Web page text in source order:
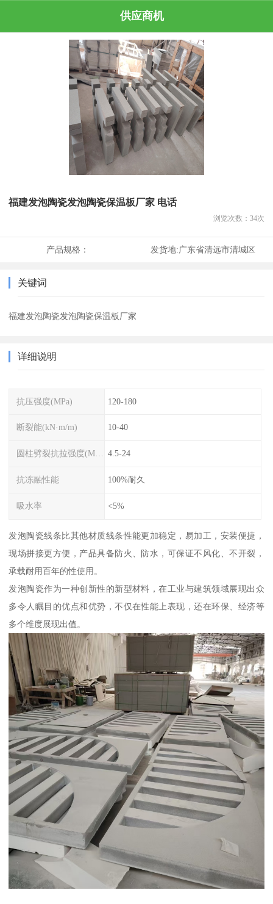
供应商机
福建发泡陶瓷发泡陶瓷保温板厂家 电话
浏览次数： 34次
产品规格： 发货地:广东省清远市清城区
关键词
福建发泡陶瓷发泡陶瓷保温板厂家
详细说明
抗压强度(MPa) 120-180
断裂能(kN·m/m) 10-40
圆柱劈裂抗拉强度(MPa) 4.5-24
抗冻融性能 100%耐久
吸水率 <5%
发泡陶瓷线条比其他材质线条性能更加稳定，易加工，安装便捷，
现场拼接更方便，产品具备防火、防水，可保证不风化、不开裂，
承载耐用百年的性使用。
发泡陶瓷作为一种创新性的新型材料，在工业与建筑领域展现出众
多令人瞩目的优点和优势，不仅在性能上表现，还在环保、经济等
多个维度展现出值。